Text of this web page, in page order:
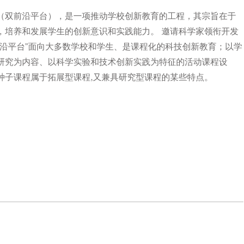
前沿平台），是一项推动学校创新教育的工程，其宗旨在于
养和发展学生的创新意识和实践能力。 邀请科学家领衔开发
平台”面向大多数学校和学生、是课程化的科技创新教育；以学
为内容、以科学实验和技术创新实践为特征的活动课程设
课程属于拓展型课程,又兼具研究型课程的某些特点。